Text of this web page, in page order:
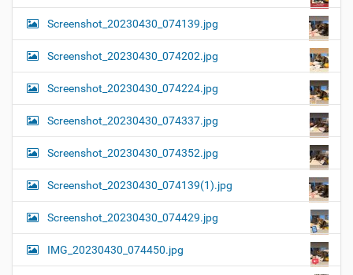
Screenshot_20230430_074139.jpg
Screenshot_20230430_074202.jpg
Screenshot_20230430_074224.jpg
Screenshot_20230430_074337.jpg
Screenshot_20230430_074352.jpg
Screenshot_20230430_074139(1).jpg
Screenshot_20230430_074429.jpg
IMG_20230430_074450.jpg